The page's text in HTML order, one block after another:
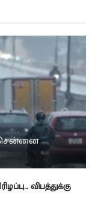
சென்னை
விபத்துக்கு